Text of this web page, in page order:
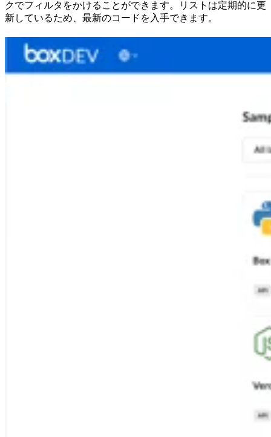
クでフィルタをかけることができます。リストは定期的に更
新しているため、最新のコードを入手できます。